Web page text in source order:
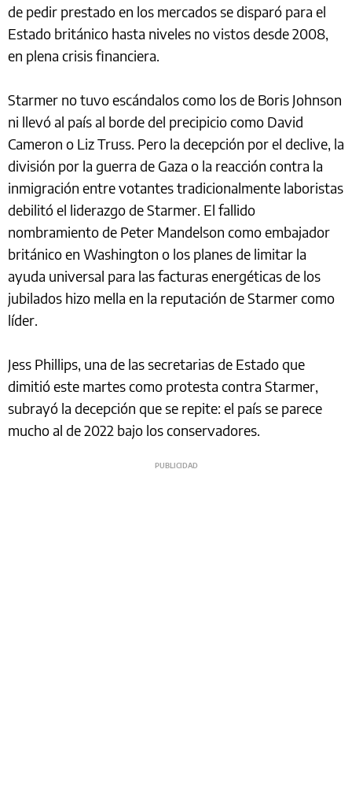
de pedir prestado en los mercados se disparó para el
Estado británico hasta niveles no vistos desde 2008,
en plena crisis financiera.
Starmer no tuvo escándalos como los de Boris Johnson
ni llevó al país al borde del precipicio como David
Cameron o Liz Truss. Pero la decepción por el declive, la
división por la guerra de Gaza o la reacción contra la
inmigración entre votantes tradicionalmente laboristas
debilitó el liderazgo de Starmer. El fallido
nombramiento de Peter Mandelson como embajador
británico en Washington o los planes de limitar la
ayuda universal para las facturas energéticas de los
jubilados hizo mella en la reputación de Starmer como
líder.
Jess Phillips, una de las secretarias de Estado que
dimitió este martes como protesta contra Starmer,
subrayó la decepción que se repite: el país se parece
mucho al de 2022 bajo los conservadores.